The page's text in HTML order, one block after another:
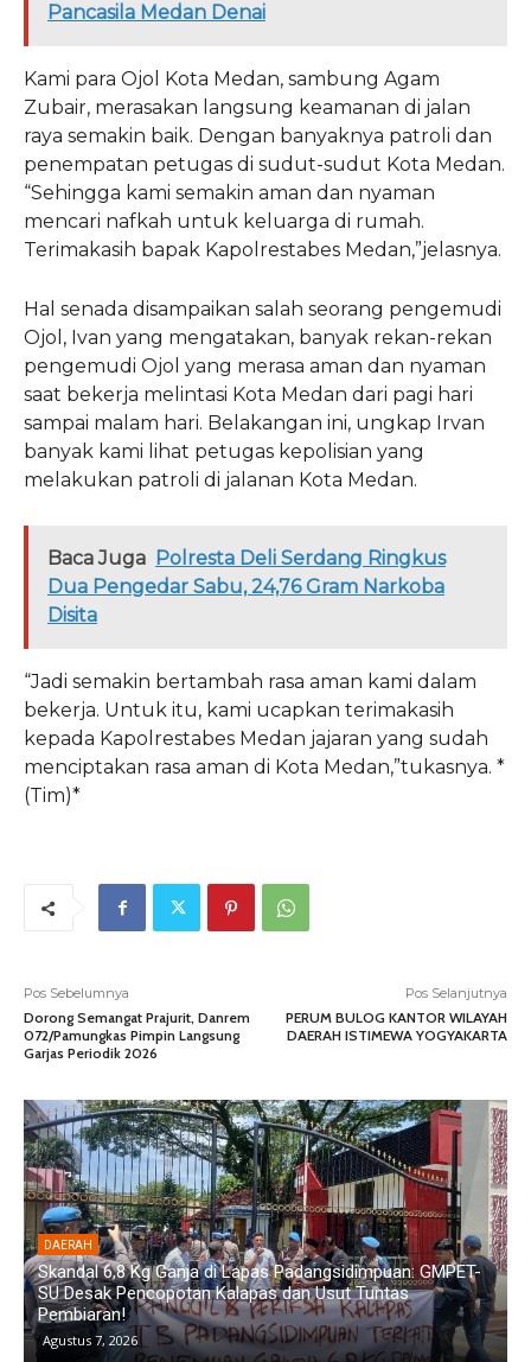
Pancasila Medan Denai
Kami para Ojol Kota Medan, sambung Agam
Zubair, merasakan langsung keamanan di jalan
raya semakin baik. Dengan banyaknya patroli dan
penempatan petugas di sudut-sudut Kota Medan.
“Sehingga kami semakin aman dan nyaman
mencari nafkah untuk keluarga di rumah.
Terimakasih bapak Kapolrestabes Medan,”jelasnya.
Hal senada disampaikan salah seorang pengemudi
Ojol, Ivan yang mengatakan, banyak rekan-rekan
pengemudi Ojol yang merasa aman dan nyaman
saat bekerja melintasi Kota Medan dari pagi hari
sampai malam hari. Belakangan ini, ungkap Irvan
banyak kami lihat petugas kepolisian yang
melakukan patroli di jalanan Kota Medan.
Baca Juga Polresta Deli Serdang Ringkus
Dua Pengedar Sabu, 24,76 Gram Narkoba
Disita
“Jadi semakin bertambah rasa aman kami dalam
bekerja. Untuk itu, kami ucapkan terimakasih
kepada Kapolrestabes Medan jajaran yang sudah
menciptakan rasa aman di Kota Medan,”tukasnya. *
(Tim)*
Pos Sebelumnya
Dorong Semangat Prajurit, Danrem
072/Pamungkas Pimpin Langsung
Garjas Periodik 2026
Pos Selanjutnya
PERUM BULOG KANTOR WILAYAH
DAERAH ISTIMEWA YOGYAKARTA
DAERAH
Diduga Aniaya Wanita di Depan SPBU Denai, Doni Chaniago
Diamankan Polsek Medan Area
Agustus 6, 2026